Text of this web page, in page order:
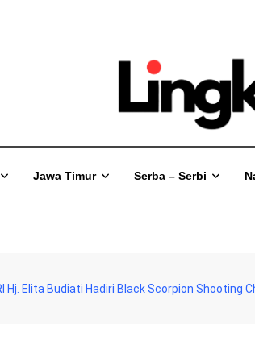
Jawa Timur Serba – Serbi
Hj. Elita Budiati Hadiri Black Scorpion Shooting